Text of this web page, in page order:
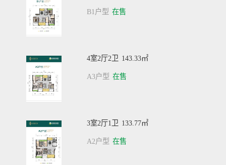
B1户型 在售
4室2厅2卫 143.33㎡
A3户型 在售
3室2厅1卫 133.77㎡
A2户型 在售